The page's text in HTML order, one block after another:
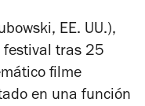
EE. UU.),
festival tras 25
filme
en una función